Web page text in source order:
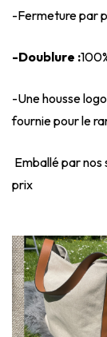
-Fermeture par
-Doublure :
-Une housse
fournie pour le
Emballé par
prix